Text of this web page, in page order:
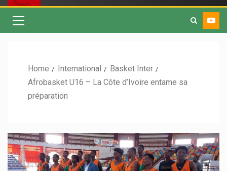
Home International
Basket Inter
Afrobasket U16 – La Côte d’Ivoire entame sa
préparation